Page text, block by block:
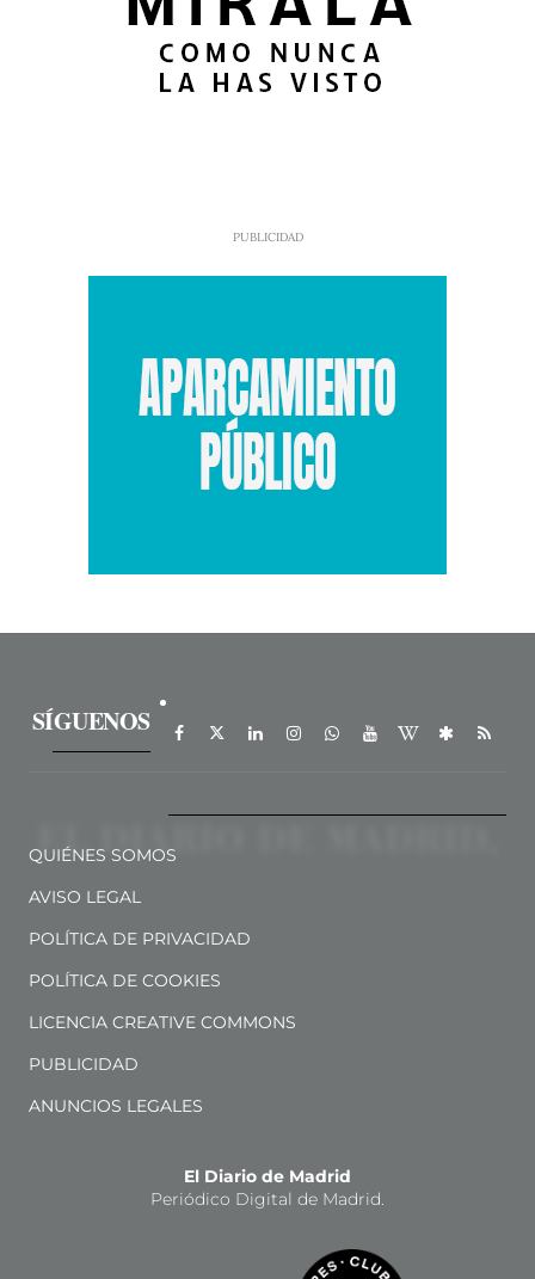
SÍGUENOS
QUIÉNES SOMOS
AVISO LEGAL
POLÍTICA DE PRIVACIDAD
POLÍTICA DE COOKIES
LICENCIA CREATIVE COMMONS
PUBLICIDAD
ANUNCIOS LEGALES
El Diario de Madrid
Periódico Digital de Madrid.